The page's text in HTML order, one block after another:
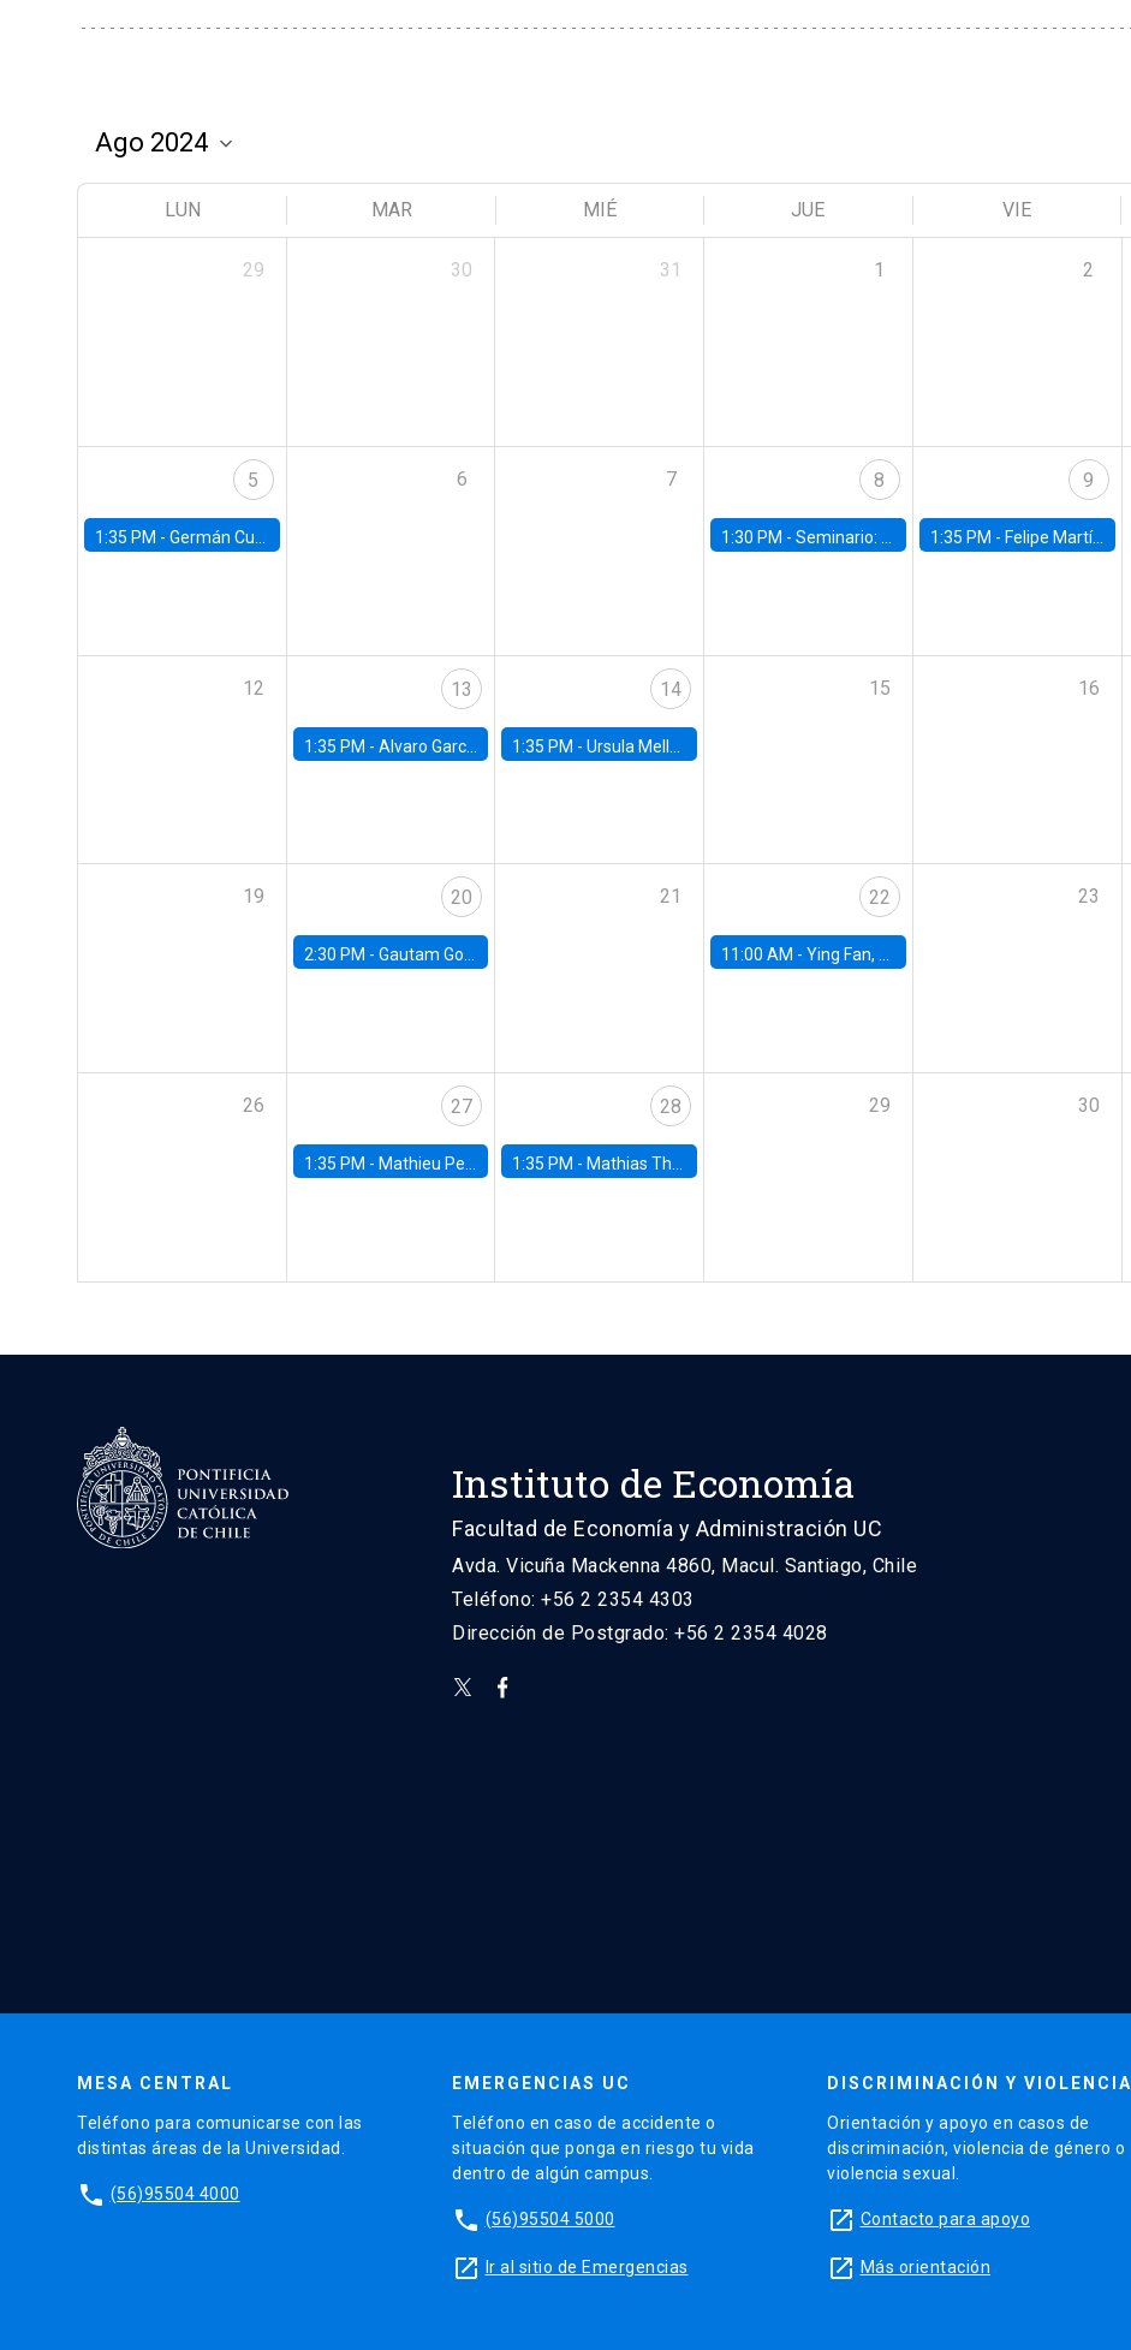
LUN MAR MIÉ JUE VIE
29 30 31 1 2
5
1:35 PM - Germán Cubas, University of Houston
6 7 8
1:30 PM -Seminario: “Recuperando la humanidad para progresar en la era de la IA»
9
1:35 PM - Felipe Martínez, alumno Doctorado en Economía UC
12 13
1:35 PM - Alvaro Garcia-Marin, Universidad de Los Andes
14
1:35 PM -Ursula Mello, Insper - Institute of Education and Research
15 16
19 20
2:30 PM - Gautam Gowrisankaran, Columbia University
21 22
11:00 AM -Ying Fan, University of Michigan
23
26 27
1:35 PM - Mathieu Pedemonte, IDB
28
1:35 PM - Mathias Thoenig, University of Lausanne
29 30
Instituto de Economía
Facultad de Economía y Administración UC
Avda. Vicuña Mackenna 4860, Macul. Santiago, Chile
Teléfono: +56 2 2354 4303
Dirección de Postgrado: +56 2 2354 4028
MESA CENTRAL
Teléfono para comunicarse con las
distintas áreas de la Universidad.
phone (56)95504 4000
EMERGENCIAS UC
Teléfono en caso de accidente o
situación que ponga en riesgo tu vida
dentro de algún campus.
phone (56)95504 5000
launch Ir al sitio de Emergencias
DISCRIMINACIÓN Y VIOLENCIA
Orientación y apoyo en casos de
discriminación, violencia de género o
violencia sexual.
launch Contacto para apoyo
launch Más orientación